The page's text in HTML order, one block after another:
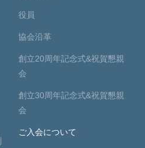
役員
協会沿革
創立20周年記念式&祝賀懇親
会
創立30周年記念式&祝賀懇親
会
ご入会について